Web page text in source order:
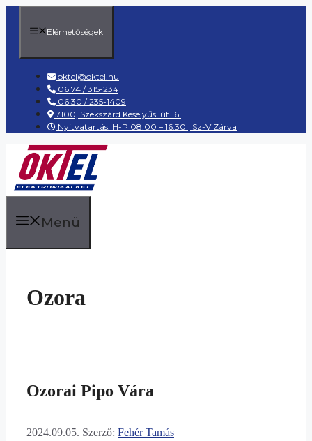
Kilépés
tartalombaElérhetőségek
oktel@oktel.hu
06 74 / 315-234
06 30 / 235-1409
7100, Szekszárd Keselyűsi út 16.
Nyitvatartás: H-P 08:00 – 16:30 | Sz-V Zárva
Menü
Ozora
Ozorai Pipo Vára
2024.09.05. Szerző: Fehér Tamás